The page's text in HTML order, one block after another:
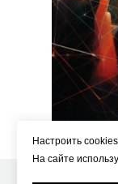
Настроить cookies
На сайте